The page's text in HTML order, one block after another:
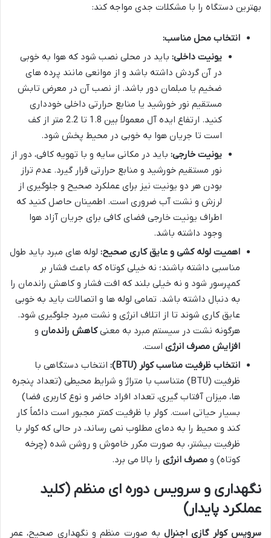
بهترین دستگاه را با مشکلات جدی مواجه کند:
انتخاب محل مناسب:
یونیت داخلی: باید در محلی نصب شود که هوا به خوبی
در آن گردش داشته باشد و از موانعی مانند پرده های
ضخیم یا مبلمان دور باشد. از نصب آن در معرض تابش
مستقیم نور خورشید یا منابع حرارتی داخلی خودداری
کنید. ارتفاع ایده آل معمولاً بین 1.8 تا 2.2 متر از کف
است تا جریان هوا به خوبی در محیط پخش شود.
یونیت خارجی: باید در مکانی سایه و با تهویه کافی، دور از
نور مستقیم خورشید و منابع حرارتی قرار گیرد. عدم تراز
بودن هر دو یونیت نیز برای عملکرد صحیح و جلوگیری از
لرزش و نشت آب ضروری است. اطمینان حاصل کنید که
اطراف یونیت خارجی فضای کافی برای جریان آزاد هوا
وجود داشته باشد.
اهمیت لوله کشی و عایق کاری صحیح: لوله های مبرد باید طول
مناسبی داشته باشند؛ نه خیلی کوتاه که باعث فشار بر
کمپرسور شود و نه خیلی بلند که افت فشار و کاهش راندمان را
به دنبال داشته باشد. تمامی لوله ها و اتصالات باید به خوبی
عایق کاری شوند تا از اتلاف انرژی و نشت مبرد جلوگیری شود.
هرگونه نشت در سیستم مبرد به معنیکاهش راندمان و
افزایش مصرف انرژی است.
انتخاب ظرفیت مناسب کولر (BTU):
انتخاب دستگاهی با
ظرفیت (BTU) متناسب با متراژ و شرایط محیطی (تعداد پنجره
ها، میزان آفتاب گیری، تعداد افراد حاضر و نوع کاربری فضا)
بسیار حیاتی است. کولر با ظرفیت کمتر مجبور است دائماً کار
کند و محیط را به دمای مطلوب نمی رساند، در حالی که کولر با
ظرفیت بیشتر، به صورت مکرر خاموش و روشن شده (چرخه
کوتاه) و مصرف انرژی را بالا می برد.
نگهداری و سرویس دوره ای منظم (کلید
عملکرد پایدار)
سرویس کولر گازی اجنرالبه صورت منظم و نگهداری صحیح، عمر